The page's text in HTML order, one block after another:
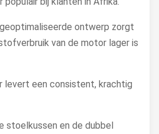
ontwerp zorgt
van de motor lager is
levert een consistent, krachtig
stoelkussen en de dubbel